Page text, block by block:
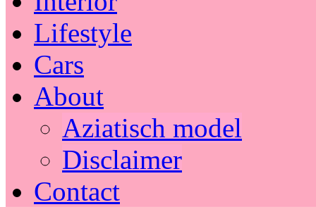
Lifestyle
Cars
About
Aziatisch model
Disclaimer
Contact